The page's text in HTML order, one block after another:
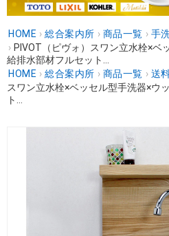
HOME › 総合案内所 › 商品一覧 › 手
› PIVOT（ピヴォ）スワン立水栓×ベ
給排水部材フルセット...
HOME › 総合案内所 › 商品一覧 › 送
スワン立水栓×ベッセル型手洗器×ウ
ト...